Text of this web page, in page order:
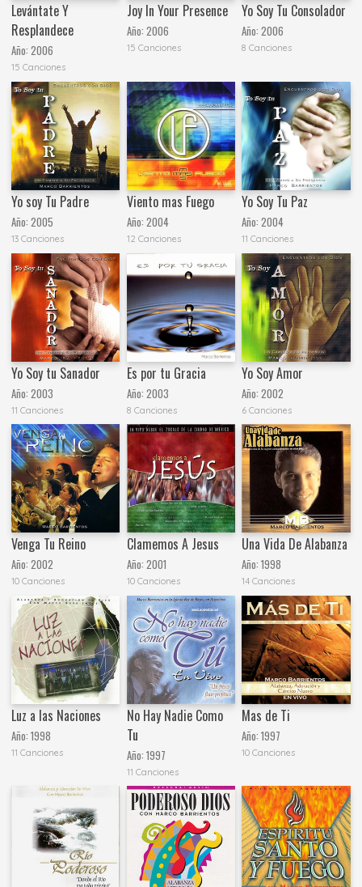
Levántate Y
Resplandece
Año:2006
15 Canciones
Joy In Your Presence
Año: 2006
15 Canciones
Yo Soy Tu Consolador
Año:2006
8 Canciones
Yo soy Tu Padre
Año:2005
13 Canciones
Viento mas Fuego
Año: 2004
12 Canciones
Yo Soy Tu Paz
Año:2004
11 Canciones
Yo Soy tu Sanador
Año:2003
11 Canciones
Es por tu Gracia
Año: 2003
8 Canciones
Yo Soy Amor
Año:2002
6 Canciones
Venga Tu Reino
Año:2002
10 Canciones
Clamemos A Jesus
Año: 2001
10 Canciones
Una Vida De Alabanza
Año:1998
14 Canciones
Luz a las Naciones
Año:1998
11 Canciones
No Hay Nadie Como
Tu
Año: 1997
11 Canciones
Mas de Ti
Año:1997
10 Canciones